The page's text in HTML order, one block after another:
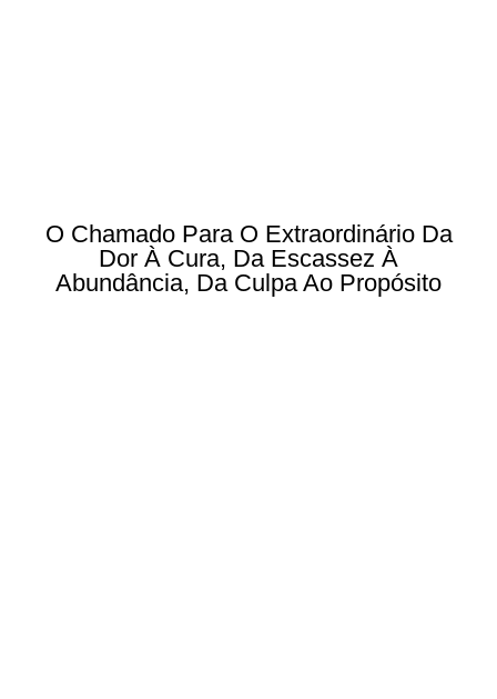
O Chamado Para O Extraordinário Da
Dor À Cura, Da Escassez À
Abundância, Da Culpa Ao Propósito